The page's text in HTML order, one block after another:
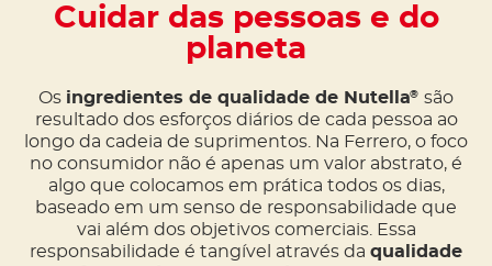
Cuidar das pessoas e do
planeta
Os ingredientes de qualidade de Nutella® são
resultado dos esforços diários de cada pessoa ao
longo da cadeia de suprimentos. Na Ferrero, o foco
no consumidor não é apenas um valor abstrato, é
algo que colocamos em prática todos os dias,
baseado em um senso de responsabilidade que
vai além dos objetivos comerciais. Essa
responsabilidade é tangível através da qualidade